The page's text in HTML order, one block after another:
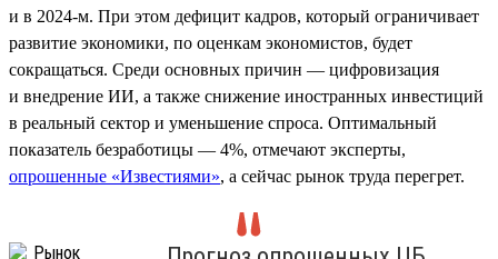
и в 2024-м. При этом дефицит кадров, который ограничивает
развитие экономики, по оценкам экономистов, будет
сокращаться. Среди основных причин — цифровизация
и внедрение ИИ, а также снижение иностранных инвестиций
в реальный сектор и уменьшение спроса. Оптимальный
показатель безработицы — 4%, отмечают эксперты,
опрошенные «Известиями», а сейчас рынок труда перегрет.